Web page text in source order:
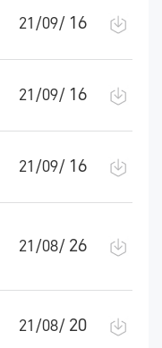
21/09/ 16
21/09/ 16
21/09/ 16
21/08/ 26
21/08/ 20